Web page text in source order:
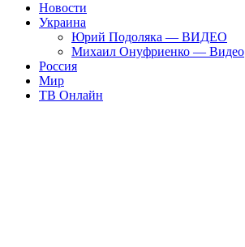
Новости
Украина
Юрий Подоляка — ВИДЕО
Михаил Онуфриенко — Видео
Россия
Мир
ТВ Онлайн